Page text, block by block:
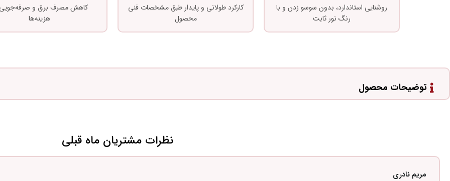
روشنایی استاندارد، بدون سوسو زدن و با
رنگ نور ثابت
کارکرد طولانی و پایدار طبق مشخصات فنی
محصول
کاهش مصرف برق و
هزینه‌ها
توضیحات محصول
نظرات مشتریان ماه قبلی
مریم نادری